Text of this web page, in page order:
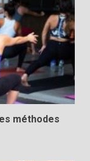
méthodes